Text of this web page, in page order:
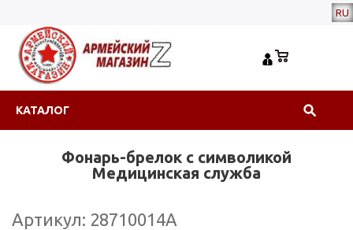
RU
КАТАЛОГ
Фонарь-брелок с символикой
Медицинская служба
Артикул: 28710014А